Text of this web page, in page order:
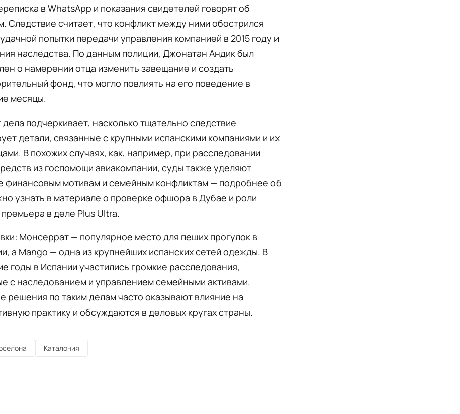
в WhatsApp и показания свидетелей говорят об
Следствие считает, что конфликт между ними обострился
попытки передачи управления компанией в 2015 году и
наследства. По данным полиции, Джонатан Андик был
о намерении отца изменить завещание и создать
фонд, что могло повлиять на его поведение в
месяцы.
дела подчеркивает, насколько тщательно следствие
детали, связанные с крупными испанскими компаниями и их
В похожих случаях, как, например, при расследовании
из госпомощи авиакомпании, суды также уделяют
финансовым мотивам и семейным конфликтам — подробнее об
узнать в материале о проверке офшора в Дубае и роли
в деле Plus Ultra.
Монсеррат — популярное место для пеших прогулок в
а Mango — одна из крупнейших испанских сетей одежды. В
годы в Испании участились громкие расследования,
с наследованием и управлением семейными активами.
решения по таким делам часто оказывают влияние на
практику и обсуждаются в деловых кругах страны.
Каталония